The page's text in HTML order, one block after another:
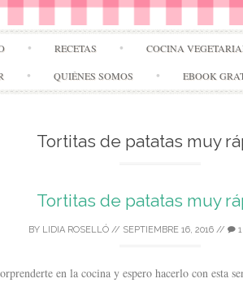
RECETAS COCINA
QUIÉNES SOMOS EBOOK
Tortitas de patatas muy
Tortitas de patatas muy
BY LIDIA ROSELLÓ // SEPTIEMBRE 16, 2016 //
en la cocina y espero hacerlo con esta